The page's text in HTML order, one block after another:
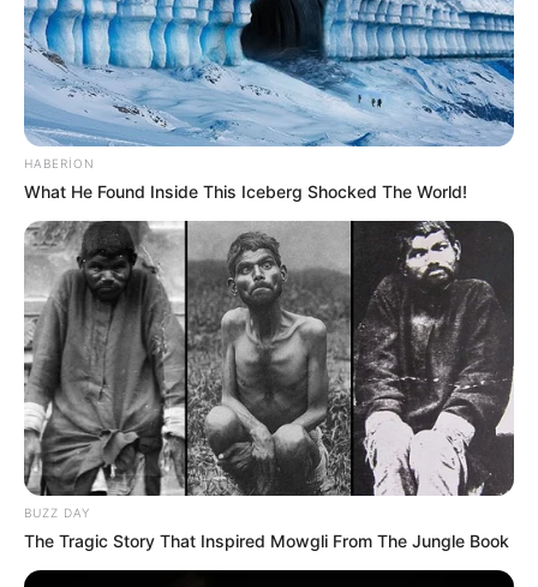
Deputataağır itki
137 0 0
15:59 / 04 Avqust 2026 CƏMİYYƏT
Ukraynada azərbaycanlı tələbə dron
hücumu nəticəsindəyaralandı
126 0 0
HABERION
What He Found Inside This Iceberg Shocked The World!
BUZZ DAY
The Tragic Story That Inspired Mowgli From The Jungle Book